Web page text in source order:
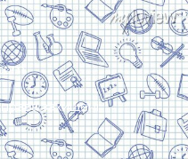
захищені